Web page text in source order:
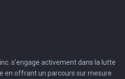
s'engage activement dans la lutte
en offrant un parcours sur mesure